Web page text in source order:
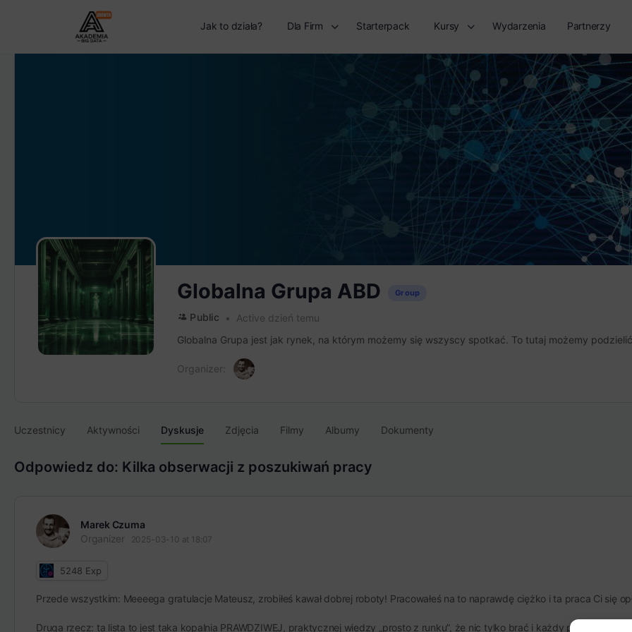
Jak to działa? Dla Firm Starterpack Kursy Wydarzenia Partnerzy
Globalna Grupa ABD Group
Public
Active dzień temu
Globalna Grupa jest jak rynek, na którym możemy się wszyscy spotkać. To tutaj możemy podzielić
Organizer:
Uczestnicy Aktywności Dyskusje Zdjęcia Filmy Albumy Dokumenty
Odpowiedz do: Kilka obserwacji z poszukiwań pracy
Marek Czuma
Organizer
2025-03-10 at 18:07
5248 Exp
Przede wszystkim: Meeeega gratulacje Mateusz, zrobiłeś kawał dobrej roboty! Pracowałeś na to naprawdę ciężko i ta praca Ci się
Druga rzecz: ta lista to jest taka kopalnia PRAWDZIWEJ, praktycznej wiedzy „prosto z runku”, że nic tylko brać i każdy punkt